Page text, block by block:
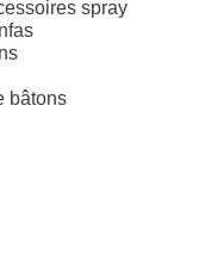
spray
bâtons